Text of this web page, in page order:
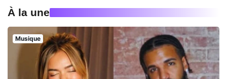
À la une
Musique